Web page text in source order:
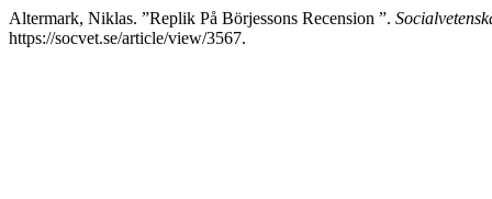
Altermark, Niklas. ”Replik På Börjessons Recension ”.
https://socvet.se/article/view/3567.